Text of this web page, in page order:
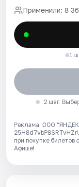
Применили: 8
1
2 шаг.
Реклама. ООО
при покупке билетов
Афише!